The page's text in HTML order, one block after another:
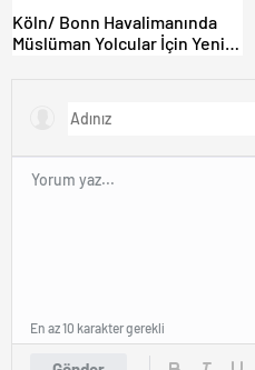
Köln/ Bonn Havalimanında
Müslüman Yolcular İçin Yeni
En az 10 karakter gerekli